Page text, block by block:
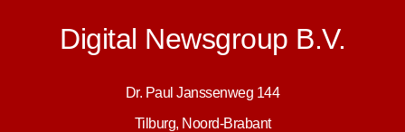
Digital Newsgroup B.V.
Dr. Paul Janssenweg 144
Tilburg, Noord-Brabant